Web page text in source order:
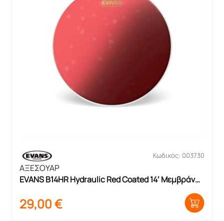
Κωδικός: 003730
ΑΞΕΣΟΥΑΡ
EVANS B14HR Hydraulic Red Coated 14′ Μεμβράνη
29,00€